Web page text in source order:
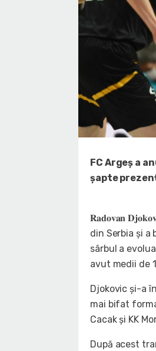
FC Argeș a
șapte
𝐑𝐚𝐝𝐨𝐯𝐚𝐧
din Serbia și
sârbul a
avut medii de
Djokovic și-a
mai bifat
Cacak și KK
După acest